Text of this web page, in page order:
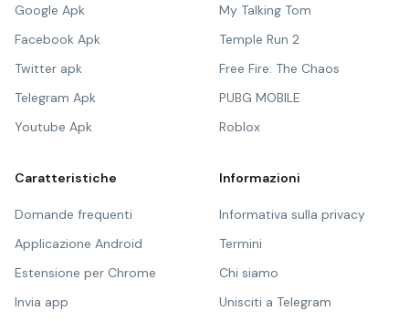
Google Apk
Facebook Apk
Twitter apk
Telegram Apk
Youtube Apk
My Talking Tom
Temple Run 2
Free Fire: The Chaos
PUBG MOBILE
Roblox
Caratteristiche
Domande frequenti
Applicazione Android
Estensione per Chrome
Invia app
Informazioni
Informativa sulla privacy
Termini
Chi siamo
Unisciti a Telegram